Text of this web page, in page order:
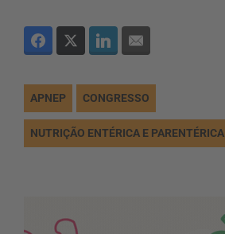
APNEP CONGRESSO
NUTRIÇÃO ENTÉRICA E PARENTÉRICA